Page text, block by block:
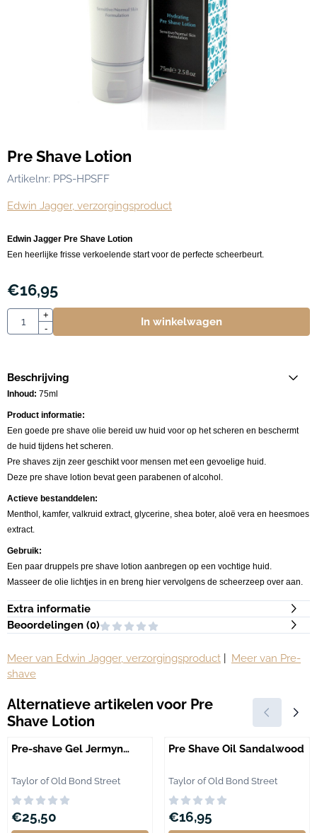
Pre Shave Lotion
Artikelnr: PPS-HPSFF
Edwin Jagger, verzorgingsproduct
Edwin Jagger Pre Shave Lotion
Een heerlijke frisse verkoelende start voor de perfecte scheerbeurt.
€16,95
Aantal
+
-
In winkelwagen
Beschrijving
Inhoud: 75ml
Product informatie:
Een goede pre shave olie bereid uw huid voor op het scheren en beschermt
de huid tijdens het scheren.
Pre shaves zijn zeer geschikt voor mensen met een gevoelige huid.
Deze pre shave lotion bevat geen parabenen of alcohol.
Actieve bestanddelen:
Menthol, kamfer, valkruid extract, glycerine, shea boter, aloë vera en heesmoes
extract.
Gebruik:
Een paar druppels pre shave lotion aanbregen op een vochtige huid.
Masseer de olie lichtjes in en breng hier vervolgens de scheerzeep over aan.
Extra informatie
Beoordelingen (0)
Meer van Edwin Jagger, verzorgingsproduct
Meer van Pre-
shave
Alternatieve artikelen voor Pre
Shave Lotion
Pre-shave Gel Jermyn
Merk:
Taylor of Old Bond Street
Prijs: 25,50
€25,50
Pre Shave Oil Sandalwood
Merk:
Taylor of Old Bond Street
Prijs: 16,95
€16,95